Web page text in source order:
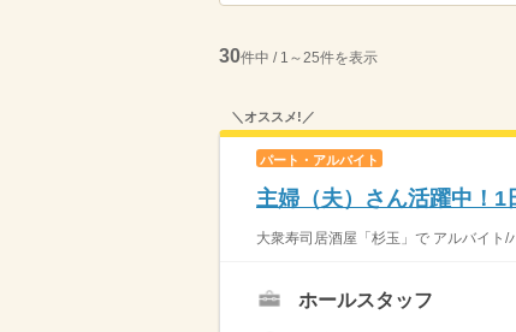
30件中 / 1～25件を表示
＼オススメ!／
パート・アルバイト
主婦（夫）さん活躍中！
大衆寿司居酒屋「杉玉」で アルバイト
ホールスタッフ